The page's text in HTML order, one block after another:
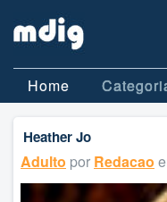
Home
Heather Jo
Adulto por Redacao